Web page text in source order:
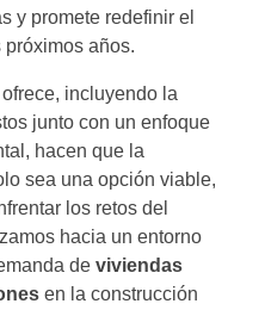
y promete redefinir el
años.
incluyendo la
junto con un enfoque
hacen que la
sea una opción viable,
los retos del
hacia un entorno
de viviendas
en la construcción